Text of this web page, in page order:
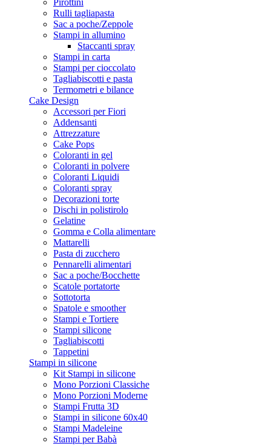
Pirottini
Rulli tagliapasta
Sac a poche/Zeppole
Stampi in allumino
Staccanti spray
Stampi in carta
Stampi per cioccolato
Tagliabiscotti e pasta
Termometri e bilance
Cake Design
Accessori per Fiori
Addensanti
Attrezzature
Cake Pops
Coloranti in gel
Coloranti in polvere
Coloranti Liquidi
Coloranti spray
Decorazioni torte
Dischi in polistirolo
Gelatine
Gomma e Colla alimentare
Mattarelli
Pasta di zucchero
Pennarelli alimentari
Sac a poche/Bocchette
Scatole portatorte
Sottotorta
Spatole e smoother
Stampi e Tortiere
Stampi silicone
Tagliabiscotti
Tappetini
Stampi in silicone
Kit Stampi in silicone
Mono Porzioni Classiche
Mono Porzioni Moderne
Stampi Frutta 3D
Stampi in silicone 60x40
Stampi Madeleine
Stampi per Babà